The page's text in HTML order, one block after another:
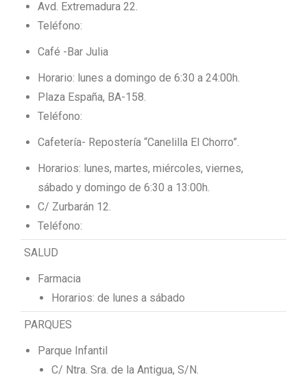
Avd. Extremadura 22.
Teléfono:
Café -Bar Julia
Horario: lunes a domingo de 6:30 a 24:00h.
Plaza España, BA-158.
Teléfono:
Cafetería- Repostería “Canelilla El Chorro”.
Horarios: lunes, martes, miércoles, viernes,
sábado y domingo de 6:30 a 13:00h.
C/ Zurbarán 12.
Teléfono:
SALUD
Farmacia
Horarios: de lunes a sábado
PARQUES
Parque Infantil
C/ Ntra. Sra. de la Antigua, S/N.